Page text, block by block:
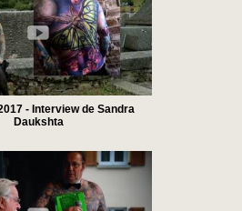
- Interview de Sandra
Daukshta